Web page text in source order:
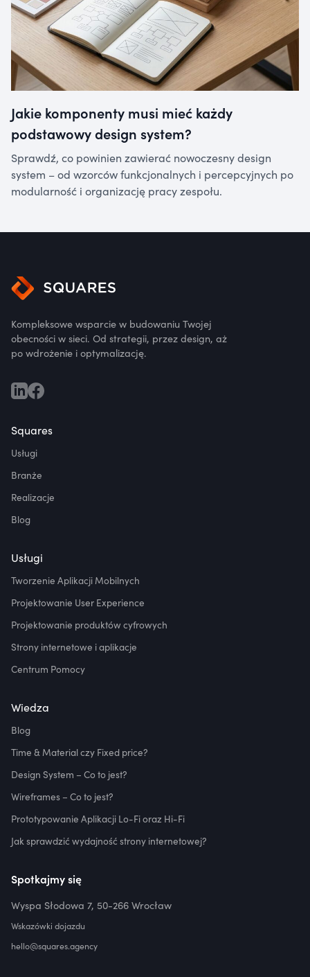
Jakie komponenty musi mieć każdy
podstawowy design system?
Sprawdź, co powinien zawierać nowoczesny design
system – od wzorców funkcjonalnych i percepcyjnych po
modularność i organizację pracy zespołu.
Kompleksowe wsparcie w budowaniu Twojej
obecności w sieci. Od strategii, przez design, aż
po wdrożenie i optymalizację.
Squares
Usługi
Branże
Realizacje
Blog
Usługi
Tworzenie Aplikacji Mobilnych
Projektowanie User Experience
Projektowanie produktów cyfrowych
Strony internetowe i aplikacje
Centrum Pomocy
Wiedza
Blog
Time & Material czy Fixed price?
Design System – Co to jest?
Wireframes – Co to jest?
Prototypowanie Aplikacji Lo-Fi oraz Hi-Fi
Jak sprawdzić wydajność strony internetowej?
Spotkajmy się
Wyspa Słodowa 7, 50-266 Wrocław
Wskazówki dojazdu
hello@squares.agency